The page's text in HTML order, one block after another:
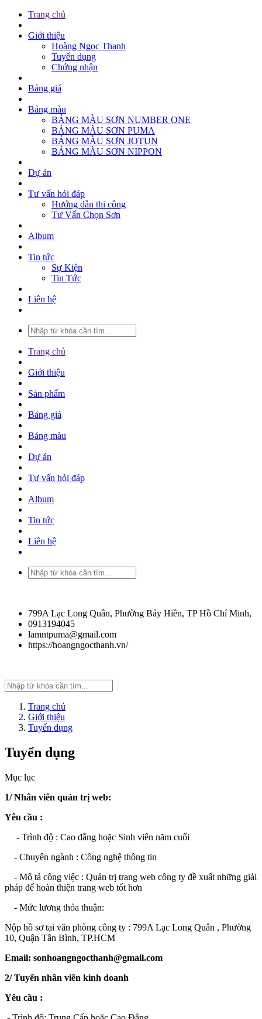
Trang chủ
Giới thiệu
Hoàng Ngọc Thanh
Tuyển dụng
Chứng nhận
Bảng giá
Bảng màu
BẢNG MÀU SƠN NUMBER ONE
BẢNG MÀU SƠN PUMA
BẢNG MÀU SƠN JOTUN
BẢNG MÀU SƠN NIPPON
Dự án
Tư vấn hỏi đáp
Hướng dẫn thi công
Tư Vấn Chọn Sơn
Album
Tin tức
Sự Kiện
Tin Tức
Liên hệ
Trang chủ
Giới thiệu
Sản phẩm
Bảng giá
Bảng màu
Dự án
Tư vấn hỏi đáp
Album
Tin tức
Liên hệ
799A Lạc Long Quân, Phường Bảy Hiền, TP Hồ Chí Minh,
0913194045
lamntpuma@gmail.com
https://hoangngocthanh.vn/
Trang chủ
Giới thiệu
Tuyển dụng
Tuyển dụng
Mục lục
1/ Nhân viên quản trị web:
Yêu cầu :
- Trình độ : Cao đẳng hoặc Sinh viên năm cuối
- Chuyên ngành : Công nghệ thông tin
- Mô tả công việc : Quản trị trang web công ty đề xuất những giải
pháp để hoàn thiện trang web tốt hơn
- Mức lương thỏa thuận:
Nộp hồ sơ tại văn phòng công ty : 799A Lạc Long Quân , Phường
10, Quận Tân Bình, TP.HCM
Email: sonhoangngocthanh@gmail.com
2/ Tuyển nhân viên kinh doanh
Yêu cầu :